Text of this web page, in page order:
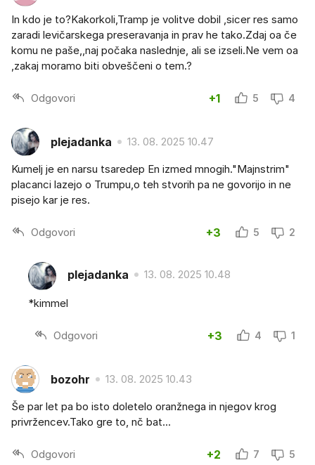
In kdo je to?Kakorkoli,Tramp je volitve dobil ,sicer res samo
zaradi levičarskega preseravanja in prav he tako.Zdaj oa če
komu ne paše,,naj počaka naslednje, ali se izseli.Ne vem oa
,zakaj moramo biti obveščeni o tem.?
Odgovori +1 5 4
plejadanka 13. 08. 2025 10.47
Kumelj je en narsu tsaredep En izmed mnogih."Majnstrim"
placanci lazejo o Trumpu,o teh stvorih pa ne govorijo in ne
pisejo kar je res.
Odgovori +3 5 2
plejadanka 13. 08. 2025 10.48
*kimmel
Odgovori +3 4 1
bozohr 13. 08. 2025 10.43
Še par let pa bo isto doletelo oranžnega in njegov krog
privržencev.Tako gre to, nč bat...
Odgovori +2 7 5